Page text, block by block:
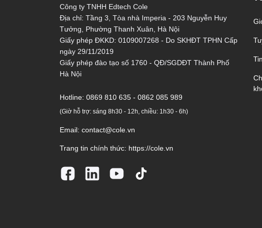
Công ty TNHH Edtech Cole
Địa chỉ: Tầng 3, Tòa nhà Imperia - 203 Nguyễn Huy
Tưởng, Phường Thanh Xuân, Hà Nội
Giấy phép ĐKKD: 0109007268 - Do SKHĐT TPHN Cấp
ngày 29/11/2019
Giấy phép đào tạo số 1760 - QĐ/SGDĐT Thành Phố
Hà Nội
Hotline: 0869 810 635 - 0862 085 989
(Giờ hỗ trợ: sáng 8h30 - 12h, chiều: 1h30 - 6h)
Email: contact@cole.vn
Trang tin chính thức: https://cole.vn